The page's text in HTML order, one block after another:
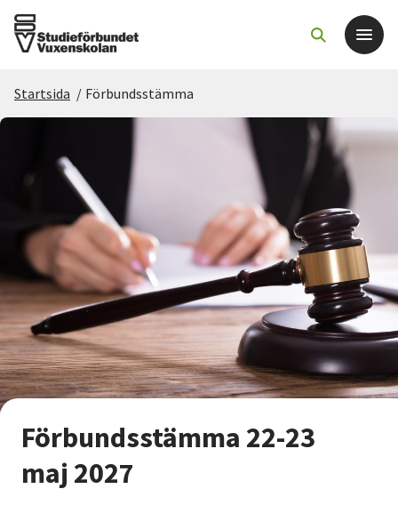
Det här gör vi
För dig som
Sök kurser och evenemang
Om SV
Starta studiecirkel
Cirkelledare
Startsida / Förbundsstämma
Förbundsstämma 22-23
maj 2027